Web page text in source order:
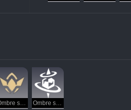
Ombre stagnante Ombre stagnante